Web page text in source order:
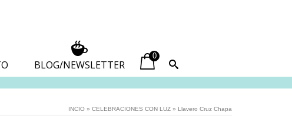
BLOG/NEWSLETTER
0
INCIO » CELEBRACIONES CON LUZ » Llavero Cruz Chapa